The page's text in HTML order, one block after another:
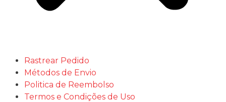
Rastrear Pedido
Métodos de Envio
Politica de Reembolso
Termos e Condições de Uso